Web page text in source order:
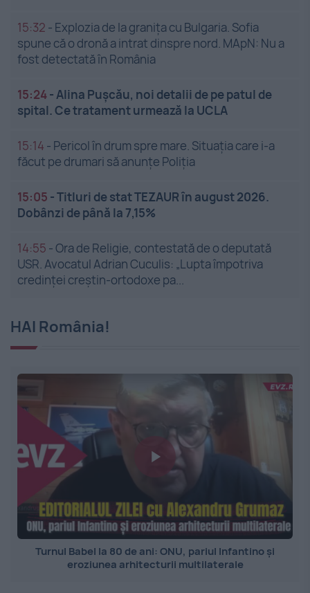
15:32 - Explozia de la granița cu Bulgaria. Sofia
spune că o dronă a intrat dinspre nord. MApN: Nu a
fost detectată în România
15:24-Alina Pușcău, noi detalii de pe patul de
spital. Ce tratament urmează la UCLA
15:14 - Pericol în drum spre mare. Situația care i-a
făcut pe drumari să anunțe Poliția
15:05 -Titluri de stat TEZAUR în august 2026.
Dobânzi de până la 7,15%
14:55 -Ora de Religie, contestată de o deputată
USR. Avocatul Adrian Cuculis: „Lupta împotriva
credinței creștin-ortodoxe pa...
HAI România!
Turnul Babel la 80 de ani: ONU, pariul Infantino și
eroziunea arhitecturii multilaterale